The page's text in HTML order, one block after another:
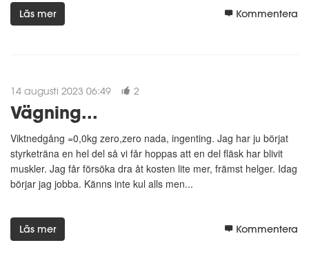
Läs mer Kommentera
14 augusti 2023 06:49 2
Vägning...
Viktnedgång =0,0kg zero,zero nada, ingenting. Jag har ju börjat
styrketräna en hel del så vi får hoppas att en del fläsk har blivit
muskler. Jag får försöka dra åt kosten lite mer, främst helger. Idag
börjar jag jobba. Känns inte kul alls men...
Läs mer Kommentera